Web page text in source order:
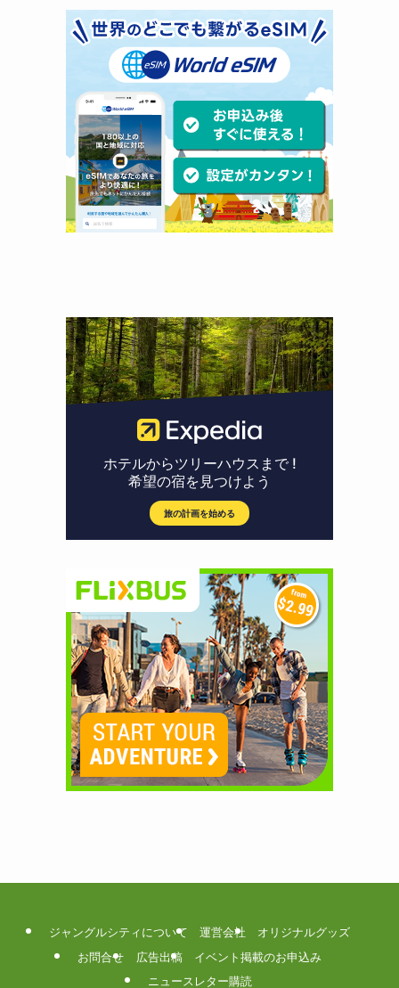
ジャングルシティについて 運営会社
オリジナルグッズ
お問合せ
広告出稿
イベント掲載のお申込み
ニュースレター購読